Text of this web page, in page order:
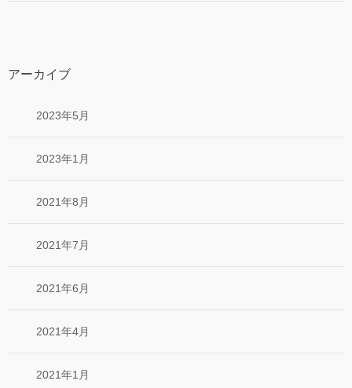
アーカイブ
2023年5月
2023年1月
2021年8月
2021年7月
2021年6月
2021年4月
2021年1月